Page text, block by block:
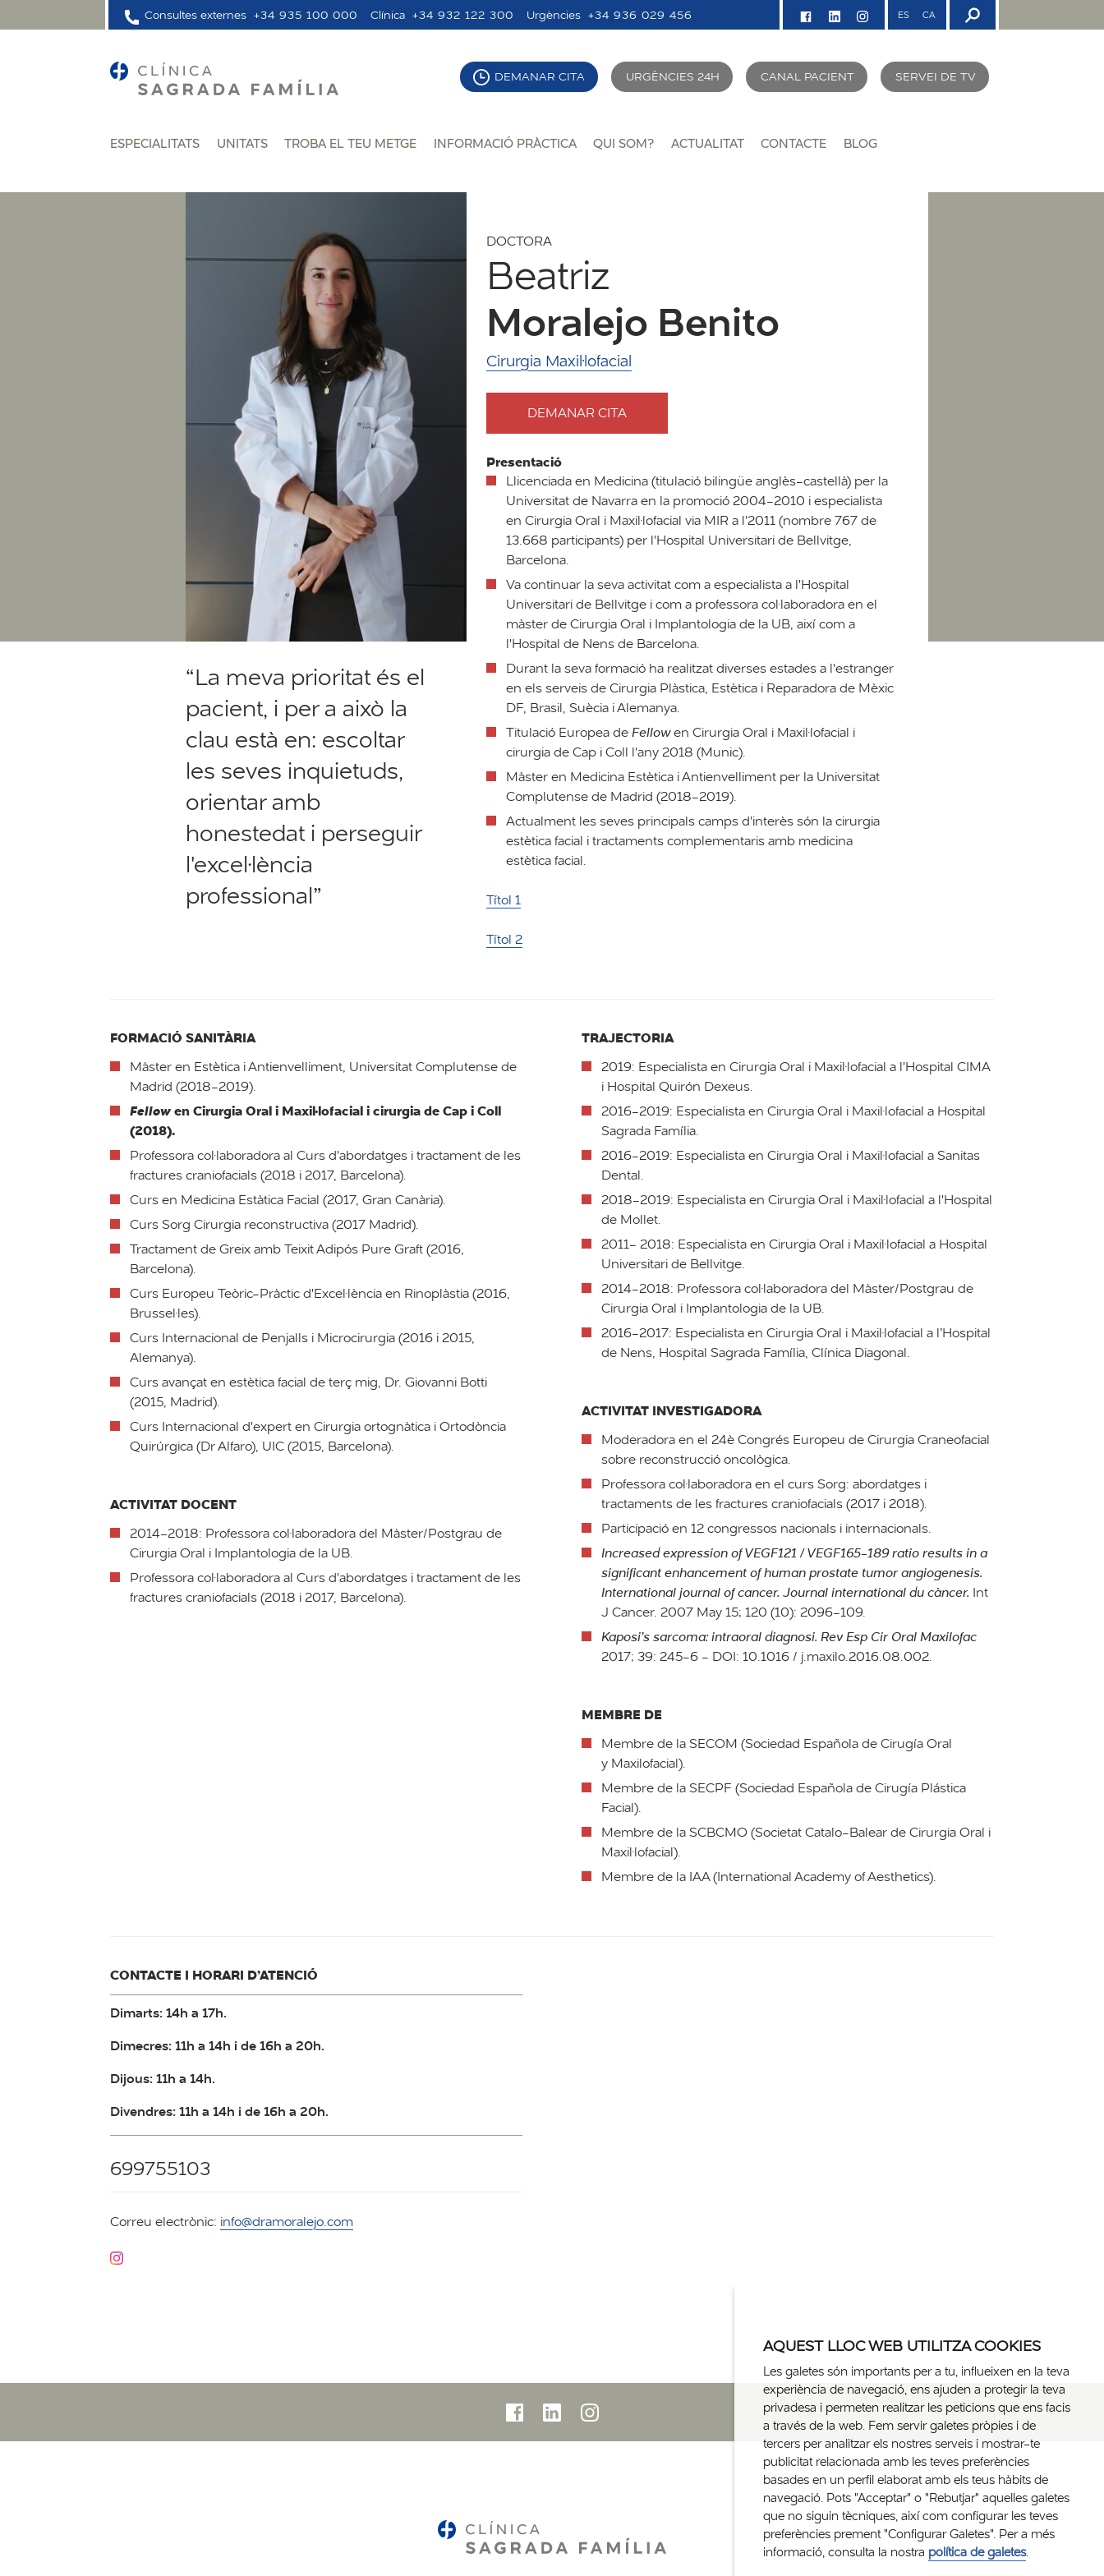
Consultes externes +34 935 100 000 Clínica +34 932 122 300 Urgències +34 936 029 456 ES CA
DEMANAR CITA URGÈNCIES 24H CANAL PACIENT SERVEI DE TV
ESPECIALITATS UNITATS TROBA EL TEU METGE INFORMACIÓ PRÀCTICA QUI SOM? ACTUALITAT CONTACTE BLOG
DOCTORA
Beatriz
Moralejo Benito
Cirurgia Maxil·lofacial
DEMANAR CITA
DOCTORA
BENITO
Presentació
Llicenciada en Medicina (titulació bilingüe anglès-castellà) per la
Universitat de Navarra en la promoció 2004-2010 i especialista
en Cirurgia Oral i Maxil·lofacial via MIR a l'2011 (nombre 767 de
13.668 participants) per l'Hospital Universitari de Bellvitge,
Barcelona.
Va continuar la seva activitat com a especialista a l'Hospital
Universitari de Bellvitge i com a professora col·laboradora en el
màster de Cirurgia Oral i Implantologia de la UB, així com a
l'Hospital de Nens de Barcelona.
Durant la seva formació ha realitzat diverses estades a l'estranger
en els serveis de Cirurgia Plàstica, Estètica i Reparadora de Mèxic
DF, Brasil, Suècia i Alemanya.
Titulació Europea deFellowen Cirurgia Oral i Maxil·lofacial i
cirurgia de Cap i Coll l'any 2018 (Munic).
Màster en Medicina Estètica i Antienvelliment per la Universitat
Complutense de Madrid (2018-2019).
Actualment les seves principals camps d'interès són la cirurgia
estètica facial i tractaments complementaris amb medicina
estètica facial.
Títol 1
Títol 2
“La meva prioritat és el
pacient, i per a això la
clau està en: escoltar
les seves inquietuds,
orientar amb
honestedat i perseguir
l'excel·lència
professional”
FORMACIÓ SANITÀRIA
Màster en Estètica i Antienvelliment, Universitat Complutense de
Madrid (2018-2019).
Fellowen Cirurgia Oral i Maxil·lofacial i cirurgia de Cap i Coll
(2018).
Professora col·laboradora al Curs d'abordatges i tractament de les
fractures craniofacials (2018 i 2017, Barcelona).
Curs en Medicina Estàtica Facial (2017, Gran Canària).
Curs Sorg Cirurgia reconstructiva (2017 Madrid).
Tractament de Greix amb Teixit Adipós Pure Graft (2016,
Barcelona).
Curs Europeu Teòric-Pràctic d'Excel·lència en Rinoplàstia (2016,
Brussel·les).
Curs Internacional de Penjalls i Microcirurgia (2016 i 2015,
Alemanya).
Curs avançat en estètica facial de terç mig, Dr. Giovanni Botti
(2015, Madrid).
Curs Internacional d'expert en Cirurgia ortognàtica i Ortodòncia
Quirúrgica (Dr Alfaro), UIC (2015, Barcelona).
ACTIVITAT DOCENT
2014-2018: Professora col·laboradora del Màster/Postgrau de
Cirurgia Oral i Implantologia de la UB.
Professora col·laboradora al Curs d'abordatges i tractament de les
fractures craniofacials (2018 i 2017, Barcelona).
TRAJECTORIA
2019: Especialista en Cirurgia Oral i Maxil·lofacial a l'Hospital CIMA
i Hospital Quirón Dexeus.
2016-2019: Especialista en Cirurgia Oral i Maxil·lofacial a Hospital
Sagrada Família.
2016-2019: Especialista en Cirurgia Oral i Maxil·lofacial a Sanitas
Dental.
2018-2019: Especialista en Cirurgia Oral i Maxil·lofacial a l'Hospital
de Mollet.
2011- 2018: Especialista en Cirurgia Oral i Maxil·lofacial a Hospital
Universitari de Bellvitge.
2014-2018: Professora col·laboradora del Màster/Postgrau de
Cirurgia Oral i Implantologia de la UB.
2016-2017: Especialista en Cirurgia Oral i Maxil·lofacial a l’Hospital
de Nens, Hospital Sagrada Família, Clínica Diagonal.
ACTIVITAT INVESTIGADORA
Moderadora en el 24è Congrés Europeu de Cirurgia Craneofacial
sobre reconstrucció oncològica.
Professora col·laboradora en el curs Sorg: abordatges i
tractaments de les fractures craniofacials (2017 i 2018).
Participació en 12 congressos nacionals i internacionals.
Increased expression of VEGF121 / VEGF165-189 ratio results in a
significant enhancement of human prostate tumor angiogenesis.
International journal of cancer. Journal international du càncer. Int
J Cancer. 2007 May 15; 120 (10): 2096-109.
Kaposi’s sarcoma: intraoral diagnosi. Rev Esp Cir Oral Maxilofac
2017; 39: 245-6 - DOI: 10.1016 / j.maxilo.2016.08.002.
MEMBRE DE
Membre de la SECOM (Sociedad Española de Cirugía Oral
y Maxilofacial).
Membre de la SECPF (Sociedad Española de Cirugía Plástica
Facial).
Membre de la SCBCMO (Societat Catalo-Balear de Cirurgia Oral i
Maxil·lofacial).
Membre de la IAA (International Academy of Aesthetics).
CONTACTE I HORARI D’ATENCIÓ
Dimarts: 14h a 17h.
Dimecres: 11h a 14h i de 16h a 20h.
Dijous: 11h a 14h.
Divendres: 11h a 14h i de 16h a 20h.
699755103
Correu electrònic: info@dramoralejo.com
AQUEST LLOC WEB UTILITZA COOKIES
Les galetes són importants per a tu, influeixen en la teva
experiència de navegació, ens ajuden a protegir la teva
privadesa i permeten realitzar les peticions que ens facis
a través de la web. Fem servir galetes pròpies i de
tercers per analitzar els nostres serveis i mostrar-te
publicitat relacionada amb les teves preferències
basades en un perfil elaborat amb els teus hàbits de
navegació. Pots "Acceptar" o "Rebutjar" aquelles galetes
que no siguin tècniques, així com configurar les teves
preferències prement "Configurar Galetes". Per a més
informació, consulta la nostra política de galetes.